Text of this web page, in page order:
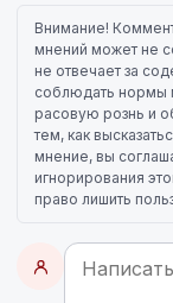
Внимание!
мнений может не
не отвечает за
соблюдать нормы
расовую рознь и
тем, как
мнение, вы
игнорирования
право лишить